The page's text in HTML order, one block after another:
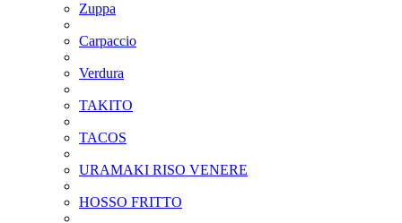
Zuppa
Carpaccio
Verdura
TAKITO
TACOS
URAMAKI RISO VENERE
HOSSO FRITTO